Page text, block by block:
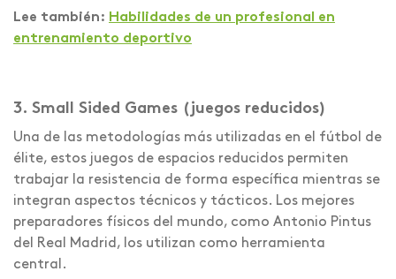
Lee también: Habilidades de un profesional en
entrenamiento deportivo
3. Small Sided Games (juegos reducidos)
Una de las metodologías más utilizadas en el fútbol de
élite, estos juegos de espacios reducidos permiten
trabajar la resistencia de forma específica mientras se
integran aspectos técnicos y tácticos. Los mejores
preparadores físicos del mundo, como Antonio Pintus
del Real Madrid, los utilizan como herramienta
central.